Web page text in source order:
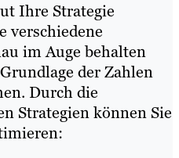
Ihre Strategie
verschiedene
im Auge behalten
der Zahlen
Durch die
Strategien können Sie